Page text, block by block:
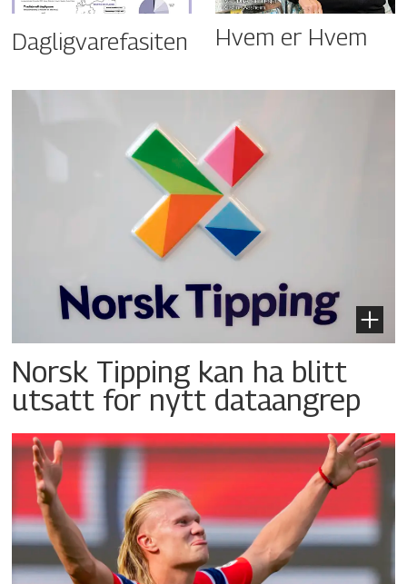
Dagligvarefasiten Hvem er Hvem
Norsk Tipping kan ha blitt
utsatt for nytt dataangrep